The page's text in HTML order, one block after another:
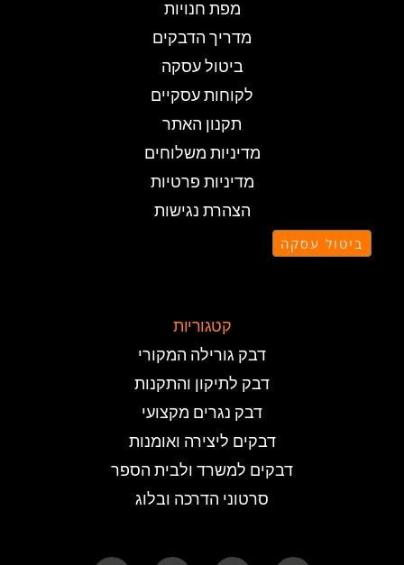
קטגוריות
דבק גורילה המקורי
דבק לתיקון והתקנות
דבק נגרים מקצועי
דבקים ליצירה ואומנות
דבקים למשרד ולבית הספר
סרטוני הדרכה ובלוג
מפת חנויות
מדריך הדבקים
ביטול עסקה
לקוחות עסקיים
תקנון האתר
מדיניות משלוחים
מדיניות פרטיות
הצהרת נגישות
ביטול עסקה